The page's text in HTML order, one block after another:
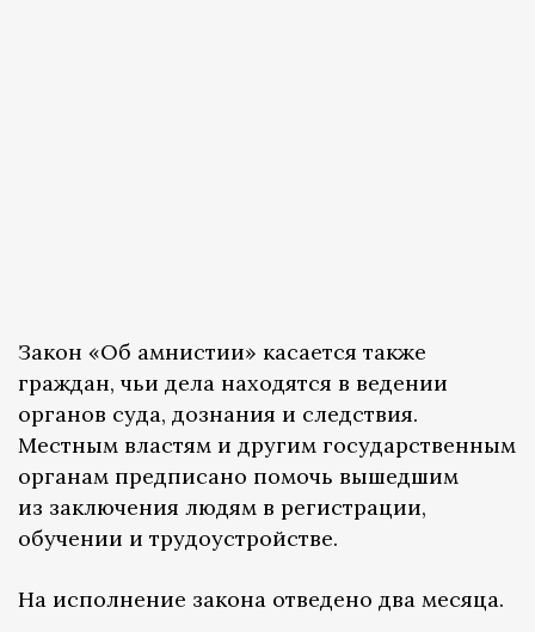
Закон «Об амнистии» касается также
граждан, чьи дела находятся в ведении
органов суда, дознания и следствия.
Местным властям и другим государственным
органам предписано помочь вышедшим
из заключения людям в регистрации,
обучении и трудоустройстве.
На исполнение закона отведено два месяца.